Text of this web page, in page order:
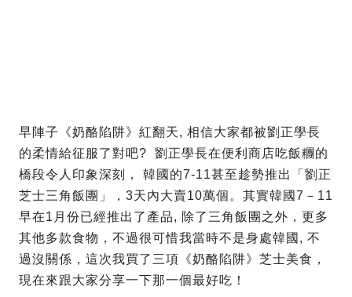
早陣子《奶酪陷阱》紅翻天, 相信大家都被劉正學長
的柔情給征服了對吧? 劉正學長在便利商店吃飯糰的
橋段令人印象深刻， 韓國的7-11甚至趁勢推出「劉正
芝士三角飯團」，3天內大賣10萬個。其實韓國7－11
早在1月份已經推出了產品, 除了三角飯團之外，更多
其他多款食物，不過很可惜我當時不是身處韓國, 不
過沒關係，這次我買了三項《奶酪陷阱》芝士美食，
現在來跟大家分享一下那一個最好吃！